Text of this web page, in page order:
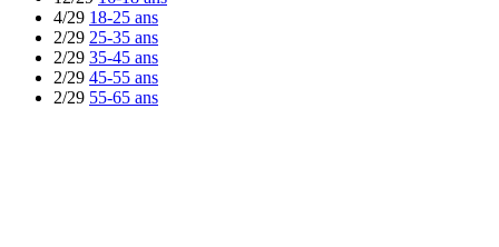
4/29 18-25 ans
2/29 25-35 ans
2/29 35-45 ans
2/29 45-55 ans
2/29 55-65 ans